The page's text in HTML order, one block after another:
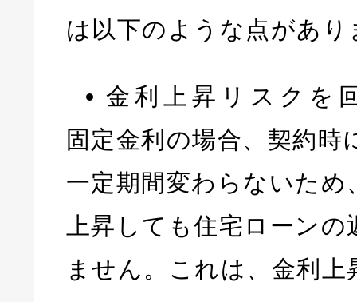
は以下のような点があり
金利上昇リスクを
固定金利の場合、契約時
一定期間変わらないため
上昇しても住宅ローン
ません。これは、金利